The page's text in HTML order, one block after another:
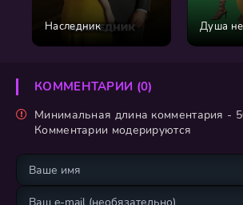
Наследник Душа
КОММЕНТАРИИ (0)
Минимальная длина комментария -
Комментарии модерируются